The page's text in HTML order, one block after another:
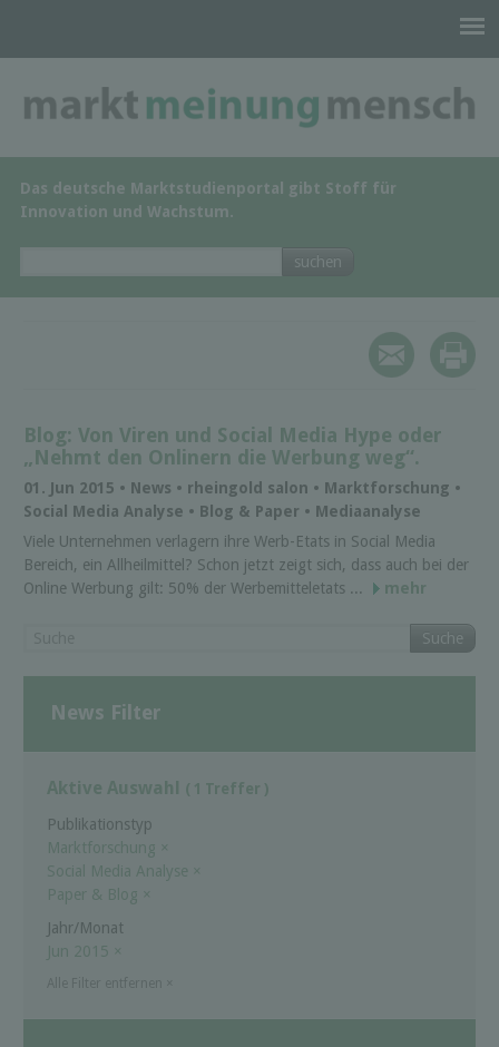
Das deutsche Marktstudienportal gibt Stoff für
Innovation und Wachstum.
Blog: Von Viren und Social Media Hype oder
„Nehmt den Onlinern die Werbung weg“.
01. Jun 2015 • News • rheingold salon • Marktforschung •
Social Media Analyse • Blog & Paper • Mediaanalyse
Viele Unternehmen verlagern ihre Werb-Etats in Social Media
Bereich, ein Allheilmittel? Schon jetzt zeigt sich, dass auch bei der
Online Werbung gilt: 50% der Werbemitteletats ...
mehr
Suche
News Filter
Aktive Auswahl ( 1 Treffer )
Publikationstyp
Marktforschung ×
Social Media Analyse ×
Paper & Blog ×
Jahr/Monat
Jun 2015 ×